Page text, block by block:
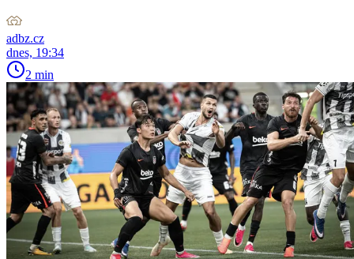
adbz.cz
dnes, 19:34
2 min